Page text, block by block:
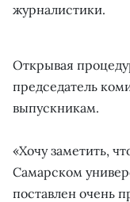
журналистики.
Открывая
председатель
выпускникам.
«Хочу заметить,
Самарском
поставлен очень